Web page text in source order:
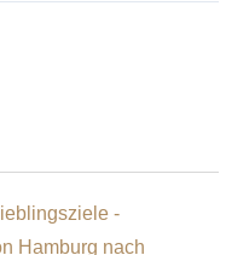
-
Hamburg nach